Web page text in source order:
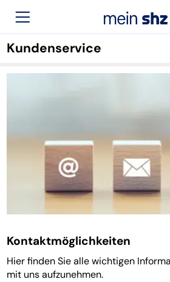
Kundenservice
Kontaktmöglichkeiten
Hier finden Sie alle wichtigen
mit uns aufzunehmen.